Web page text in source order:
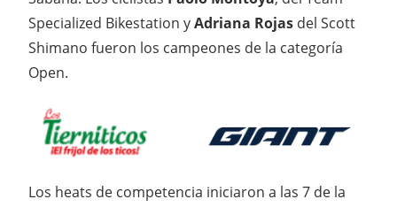
Specialized Bikestation yAdriana Rojas del Scott
Shimano fueron los campeones de la categoría
Open.
Los heats de competencia iniciaron a las 7 de la